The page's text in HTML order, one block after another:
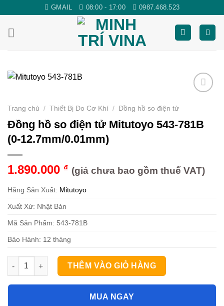
content
GMAIL 08:00 - 17:00 0987.468.523
Trang chủ / Thiết Bị Đo Cơ Khí / Đồng hồ so điện tử
Đồng hồ so điện tử Mitutoyo 543-781B
(0-12.7mm/0.01mm)
1.890.000 ₫ (giá chưa bao gồm thuế VAT)
Hãng Sản Xuất: Mitutoyo
Xuất Xứ: Nhật Bản
Mã Sản Phẩm: 543-781B
Bảo Hành: 12 tháng
Đồng hồ so điện tử Mitutoyo 543-781B (0-12.7mm/0.01mm) số
THÊM VÀO GIỎ HÀNG
MUA NGAY